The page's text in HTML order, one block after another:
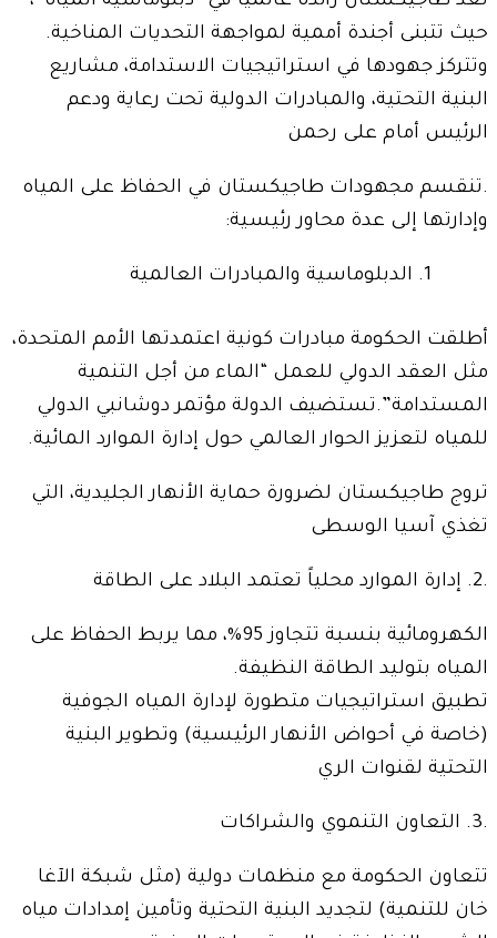
حيث تتبنى أجندة أممية لمواجهة التحديات المناخية.
وتتركز جهودها في استراتيجيات الاستدامة، مشاريع
البنية التحتية، والمبادرات الدولية تحت رعاية ودعم
الرئيس أمام على رحمن
.تنقسم مجهودات طاجيكستان في الحفاظ على المياه
وإدارتها إلى عدة محاور رئيسية:
الدبلوماسية والمبادرات العالمية
أطلقت الحكومة مبادرات كونية اعتمدتها الأمم المتحدة،
مثل العقد الدولي للعمل “الماء من أجل التنمية
المستدامة”.تستضيف الدولة مؤتمر دوشانبي الدولي
للمياه لتعزيز الحوار العالمي حول إدارة الموارد المائية.
تروج طاجيكستان لضرورة حماية الأنهار الجليدية، التي
تغذي آسيا الوسطى
.2. إدارة الموارد محلياً تعتمد البلاد على الطاقة
الكهرومائية بنسبة تتجاوز 95%، مما يربط الحفاظ على
المياه بتوليد الطاقة النظيفة.
تطبيق استراتيجيات متطورة لإدارة المياه الجوفية
(خاصة في أحواض الأنهار الرئيسية) وتطوير البنية
التحتية لقنوات الري
.3. التعاون التنموي والشراكات
تتعاون الحكومة مع منظمات دولية (مثل شبكة الآغا
خان للتنمية) لتجديد البنية التحتية وتأمين إمدادات مياه